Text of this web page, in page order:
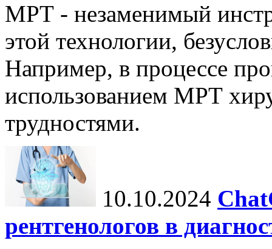
МРТ - незаменимый
этой технологии,
Например, в процессе
использованием МРТ
трудностями.
10.10.2024
рентгенологов в